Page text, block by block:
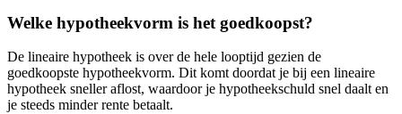
Welke hypotheekvorm is het goedkoopst?
De lineaire hypotheek is over de hele looptijd gezien de
goedkoopste hypotheekvorm. Dit komt doordat je bij een lineaire
hypotheek sneller aflost, waardoor je hypotheekschuld snel daalt en
je steeds minder rente betaalt.